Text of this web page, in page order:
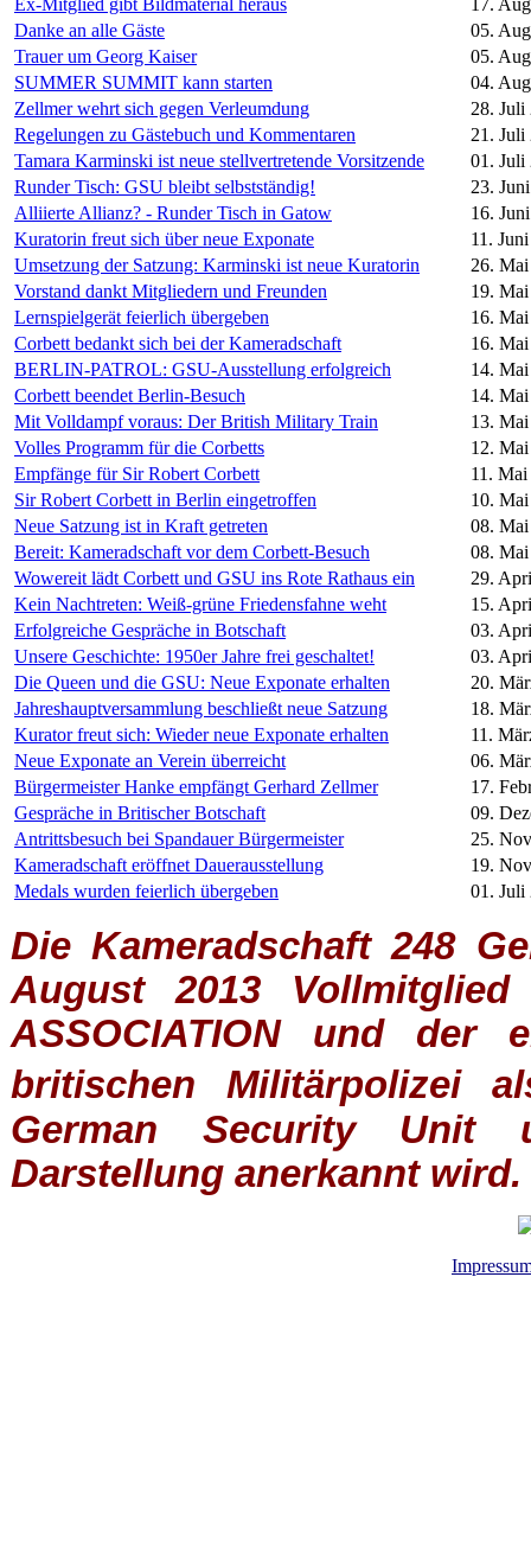
Ex-Mitglied gibt Bildmaterial heraus
17.
Danke an alle Gäste
05.
Trauer um Georg Kaiser
05.
SUMMER SUMMIT kann starten
04.
Zellmer wehrt sich gegen Verleumdung
28. Juli
Regelungen zu Gästebuch und Kommentaren
21. Juli
Tamara Karminski ist neue stellvertretende Vorsitzende
01. Juli
Runder Tisch: GSU bleibt selbstständig!
23.
Alliierte Allianz? - Runder Tisch in Gatow
16.
Kuratorin freut sich über neue Exponate
11.
Umsetzung der Satzung: Karminski ist neue Kuratorin
26.
Vorstand dankt Mitgliedern und Freunden
19.
Lernspielgerät feierlich übergeben
16.
Corbett bedankt sich bei der Kameradschaft
16.
BERLIN-PATROL: GSU-Ausstellung erfolgreich
14.
Corbett beendet Berlin-Besuch
14.
Mit Volldampf voraus: Der British Military Train
13.
Volles Programm für die Corbetts
12.
Empfänge für Sir Robert Corbett
11.
Sir Robert Corbett in Berlin eingetroffen
10.
Neue Satzung ist in Kraft getreten
08.
Bereit: Kameradschaft vor dem Corbett-Besuch
08.
Wowereit lädt Corbett und GSU ins Rote Rathaus ein
29.
Kein Nachtreten: Weiß-grüne Friedensfahne weht
15.
Erfolgreiche Gespräche in Botschaft
03.
Unsere Geschichte: 1950er Jahre frei geschaltet!
03.
Die Queen und die GSU: Neue Exponate erhalten
20.
Jahreshauptversammlung beschließt neue Satzung
18.
Kurator freut sich: Wieder neue Exponate erhalten
11.
Neue Exponate an Verein überreicht
06.
Bürgermeister Hanke empfängt Gerhard Zellmer
17.
Gespräche in Britischer Botschaft
09.
Antrittsbesuch bei Spandauer Bürgermeister
25.
Kameradschaft eröffnet Dauerausstellung
19.
Medals wurden feierlich übergeben
01. Juli
Die Kameradschaft 248
August 2013
ASSOCIATIONund der
britischen
Militärpolizei
German Security Unit
Darstellung anerkannt wird.